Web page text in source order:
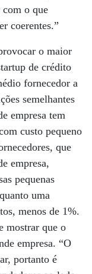
o que
coerentes.”
o maior
de crédito
fornecedor a
semelhantes
empresa tem
custo pequeno
que
empresa,
pequenas
uma
menos de 1%.
mostrar que o
empresa. “O
portanto é